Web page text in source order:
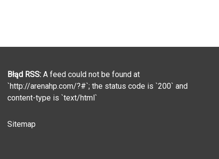
Błąd RSS: A feed could not be found at
`http://arenahp.com/?#`; the status code is `200` and
content-type is `text/html`
Sitemap